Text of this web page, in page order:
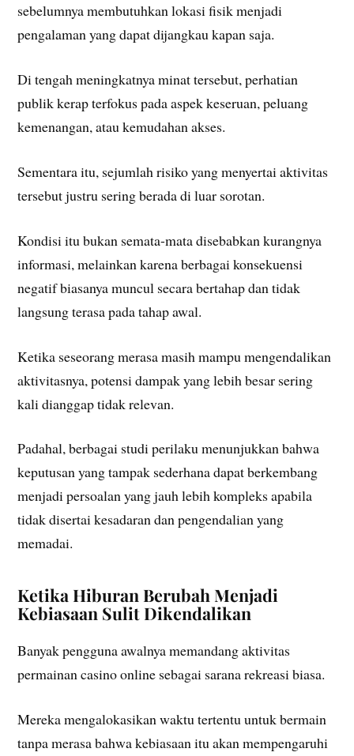
sebelumnya membutuhkan lokasi fisik menjadi
pengalaman yang dapat dijangkau kapan saja.
Di tengah meningkatnya minat tersebut, perhatian
publik kerap terfokus pada aspek keseruan, peluang
kemenangan, atau kemudahan akses.
Sementara itu, sejumlah risiko yang menyertai aktivitas
tersebut justru sering berada di luar sorotan.
Kondisi itu bukan semata-mata disebabkan kurangnya
informasi, melainkan karena berbagai konsekuensi
negatif biasanya muncul secara bertahap dan tidak
langsung terasa pada tahap awal.
Ketika seseorang merasa masih mampu mengendalikan
aktivitasnya, potensi dampak yang lebih besar sering
kali dianggap tidak relevan.
Padahal, berbagai studi perilaku menunjukkan bahwa
keputusan yang tampak sederhana dapat berkembang
menjadi persoalan yang jauh lebih kompleks apabila
tidak disertai kesadaran dan pengendalian yang
memadai.
Ketika Hiburan Berubah Menjadi
Kebiasaan Sulit Dikendalikan
Banyak pengguna awalnya memandang aktivitas
permainan casino online sebagai sarana rekreasi biasa.
Mereka mengalokasikan waktu tertentu untuk bermain
tanpa merasa bahwa kebiasaan itu akan mempengaruhi